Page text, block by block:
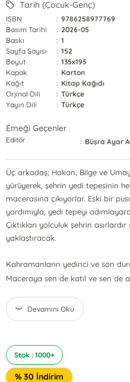
Tarih (Çocuk-Genç)
ISBN : 9786258977769
Basım Tarihi
: 2026-05
Baskı
: 1
Sayfa Sayısı
: 152
Boyut
: 135x195
Kapak
: Karton
Kağıt
: Kitap Kağıdı
Orjinal Dili
: Türkçe
Yayın Dili
: Türkçe
Emeği Geçenler
Editör : Büşra Ayar
Üç arkadaş; Hakan, Bilge ve
yürüyerek, şehrin yedi tepesinin
macerasına çıkıyorlar. Eski bir
yardımıyla, yedi tepeyi
Çıktıkları yolculuk şehrin
yaklaştıracak.
Kahramanların yedinci ve son
Maceraya sen de katıl ve sen de
Devamını Oku
Stok : 1000+
% 30 İndirim